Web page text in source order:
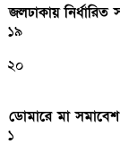
জলঢাকায়
১৯
২০
ডোমারে মা সমাবেশ
১